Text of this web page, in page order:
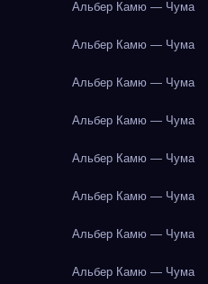
Альбер Камю — Чума
Альбер Камю — Чума
Альбер Камю — Чума
Альбер Камю — Чума
Альбер Камю — Чума
Альбер Камю — Чума
Альбер Камю — Чума
Альбер Камю — Чума